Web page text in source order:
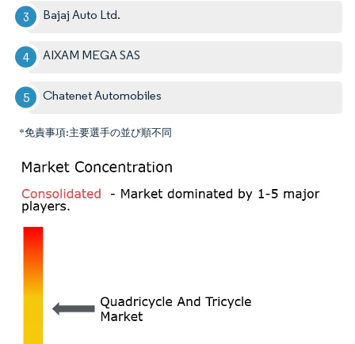
Bajaj Auto Ltd.
AIXAM MEGA SAS
Chatenet Automobiles
*免責事項:主要選手の並び順不同